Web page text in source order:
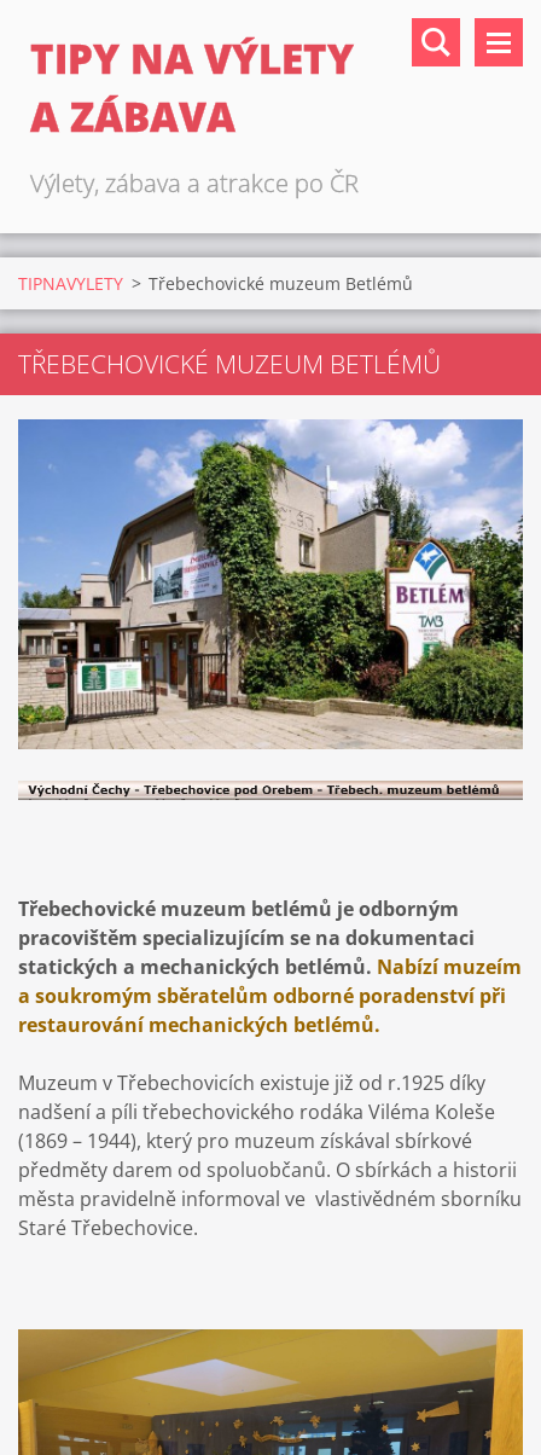
TIPY NA VÝLETY
A ZÁBAVA
Výlety, zábava a atrakce po ČR
TIPNAVYLETY > Třebechovické muzeum Betlémů
TŘEBECHOVICKÉ MUZEUM BETLÉMŮ
Třebechovické muzeum betlémů je odborným
pracovištěm specializujícím se na dokumentaci
statických a mechanických betlémů. Nabízí muzeím
a soukromým sběratelům odborné poradenství při
restaurování mechanických betlémů.
Muzeum v Třebechovicích existuje již od r.1925 díky
nadšení a píli třebechovického rodáka Viléma Koleše
(1869 – 1944), který pro muzeum získával sbírkové
předměty darem od spoluobčanů. O sbírkách a historii
města pravidelně informoval ve vlastivědném sborníku
Staré Třebechovice.